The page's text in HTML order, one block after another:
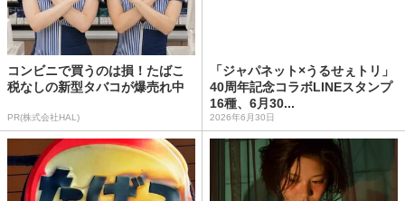
コンビニで買うのは損！たばこ
税なしの新型タバコが爆売れ中
PR(株式会社HAL)
「ジャパネット×うるせぇトリ」
40周年記念コラボLINEスタンプ
16種、6月30...
2026年6月30日